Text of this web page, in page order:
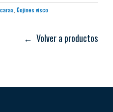
, Cojines visco
← Volver a productos